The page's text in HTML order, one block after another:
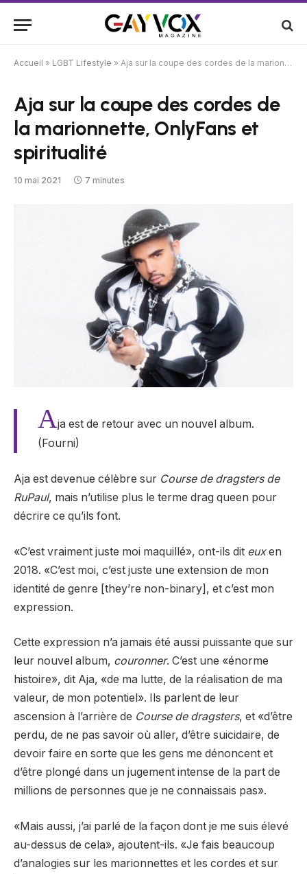
Accueil » LGBT Lifestyle » Aja sur la coupe des cordes de la marionnette, OnlyFans et spiritualité
Aja sur la coupe des cordes de
la marionnette, OnlyFans et
spiritualité
10 mai 2021 7 minutes
Aja est de retour avec un nouvel album.
(Fourni)
Aja est devenue célèbre sur Course de dragsters de
RuPaul, mais n’utilise plus le terme drag queen pour
décrire ce qu’ils font.
«C’est vraiment juste moi maquillé», ont-ils dit euxen
2018. «C’est moi, c’est juste une extension de mon
identité de genre [they’re non-binary], et c’est mon
expression.
Cette expression n’a jamais été aussi puissante que sur
leur nouvel album, couronner. C’est une «énorme
histoire», dit Aja, «de ma lutte, de la réalisation de ma
valeur, de mon potentiel». Ils parlent de leur
ascension à l’arrière de Course de dragsters, et «d’être
perdu, de ne pas savoir où aller, d’être suicidaire, de
devoir faire en sorte que les gens me dénoncent et
d’être plongé dans un jugement intense de la part de
millions de personnes que je ne connaissais pas».
«Mais aussi, j’ai parlé de la façon dont je me suis élevé
au-dessus de cela», ajoutent-ils. «Je fais beaucoup
d’analogies sur les marionnettes et les cordes et sur